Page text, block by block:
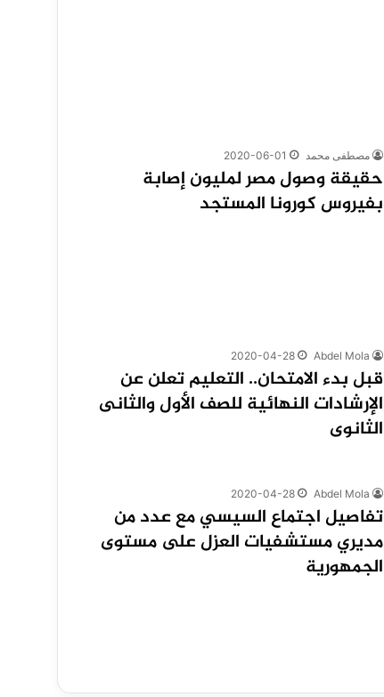
مصطفى محمد 2020-06-01
حقيقة وصول مصر لمليون إصابة
بفيروس كورونا المستجد
Abdel Mola
2020-04-28
قبل بدء الامتحان.. التعليم تعلن عن
الإرشادات النهائية للصف الأول والثانى
الثانوى
Abdel Mola
2020-04-28
تفاصيل اجتماع السيسي مع عدد من
مديري مستشفيات العزل على مستوى
الجمهورية